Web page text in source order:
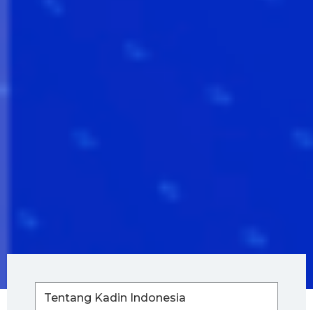
Tentang Kadin Indonesia